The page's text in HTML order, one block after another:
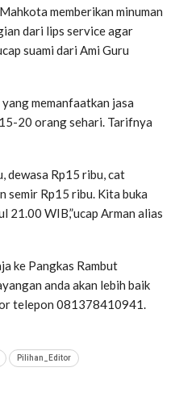
memberikan minuman
dari lips service agar
suami dari Ami Guru
memanfaatkan jasa
20 orang sehari. Tarifnya
dewasa Rp15 ribu, cat
semir Rp15 ribu. Kita buka
21.00 WIB,”ucap Arman alias
ke Pangkas Rambut
anda akan lebih baik
telepon 081378410941.
Pilihan_Editor